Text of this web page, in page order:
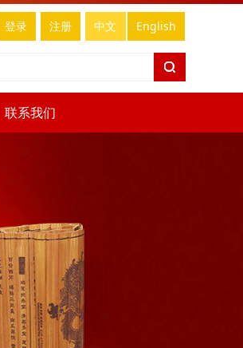
中文 English
登录 注册
联系我们